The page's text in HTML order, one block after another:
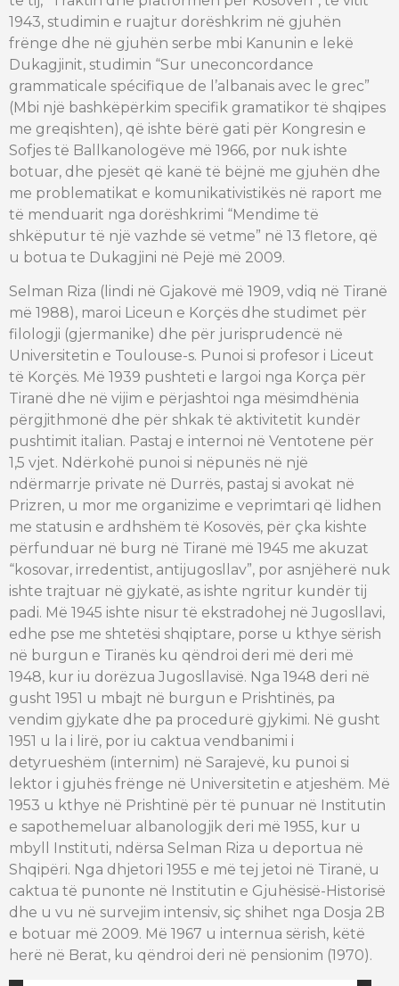
1943, studimin e ruajtur dorëshkrim në gjuhën
frënge dhe në gjuhën serbe mbi Kanunin e lekë
Dukagjinit, studimin “Sur uneconcordance
grammaticale spécifique de l’albanais avec le grec”
(Mbi një bashkëpërkim specifik gramatikor të shqipes
me greqishten), që ishte bërë gati për Kongresin e
Sofjes të Ballkanologëve më 1966, por nuk ishte
botuar, dhe pjesët që kanë të bëjnë me gjuhën dhe
me problematikat e komunikativistikës në raport me
të menduarit nga dorëshkrimi “Mendime të
shkëputur të një vazhde së vetme” në 13 fletore, që
u botua te Dukagjini në Pejë më 2009.
Selman Riza (lindi në Gjakovë më 1909, vdiq në Tiranë
më 1988), maroi Liceun e Korçës dhe studimet për
filologji (gjermanike) dhe për jurisprudencë në
Universitetin e Tou louse-s. Punoi si profesor i Liceut
të Korçës. Më 1939 pushteti e largoi nga Korça për
Tiranë dhe në vijim e përjashtoi nga mësimdhënia
përgjithmonë dhe për shkak të aktivitetit kundër
pushtimit italian. Pastaj e internoi në Ventotene për
1,5 vjet. Ndërkohë punoi si nëpunës në një
ndërmarrje private në Durrës, pastaj si avokat në
Prizren, u mor me organizime e veprimtari që lidhen
me statusin e ardhshëm të Kosovës, për çka kishte
përfunduar në burg në Tiranë më 1945 me akuzat
“kosovar, irredentist, antijugosllav”, por asnjëherë nuk
ishte trajtuar në gjykatë, as ishte ngritur kundër tij
padi. Më 1945 ishte nisur të ekstradohej në Jugosllavi,
edhe pse me shtetësi shqiptare, porse u kthye sërish
në burgun e Tiranës ku qëndroi deri më deri më
1948, kur iu dorëzua Jugosllavisë. Nga 1948 deri në
gusht 1951 u mbajt në burgun e Prishtinës, pa
vendim gjykate dhe pa procedurë gjykimi. Në gusht
1951 u la i lirë, por iu caktua vendbanimi i
detyrueshëm (internim) në Sarajevë, ku punoi si
lektor i gjuhës frënge në Universitetin e atjeshëm. Më
1953 u kthye në Prishtinë për të punuar në Institutin
e sapo­themeluar albanologjik deri më 1955, kur u
mbyll Instituti, ndërsa Selman Riza u deportua në
Shqipëri. Nga dhjetori 1955 e më tej jetoi në Tiranë, u
caktua të punonte në Institutin e Gjuhësisë-Historisë
dhe u vu në survejim intensiv, siç shihet nga Dosja 2B
e botuar më 2009. Më 1967 u internua sërish, këtë
herë në Berat, ku qëndroi deri në pensionim (1970).